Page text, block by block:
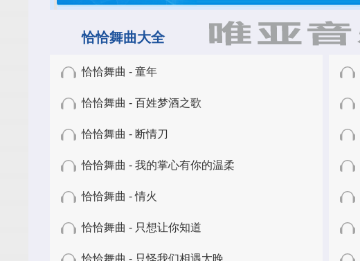
恰恰舞曲大全
恰恰舞曲 - 童年
恰恰舞曲 - 百姓梦酒之歌
恰恰舞曲 - 断情刀
恰恰舞曲 - 我的掌心有你的温柔
恰恰舞曲 - 情火
恰恰舞曲 - 只想让你知道
恰恰舞曲 - 只怪我们相遇太晚